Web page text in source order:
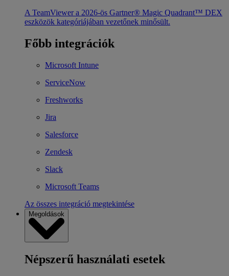
A TeamViewer a 2026-ös Gartner® Magic Quadrant™ DEX
eszközök kategóriájában vezetőnek minősült.
Főbb integrációk
Microsoft Intune
ServiceNow
Freshworks
Jira
Salesforce
Zendesk
Slack
Microsoft Teams
Az összes integráció megtekintése
Megoldások
Népszerű használati esetek